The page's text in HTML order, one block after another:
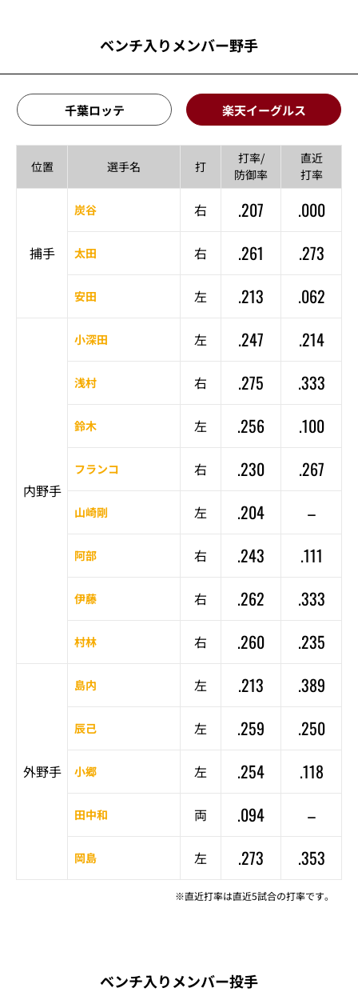
ベンチ入りメンバー野手
千葉ロッテ 楽天イーグルス
位置 選手名 打
打率/
防御率
直近
打率
捕手
炭谷 右 .207 .000
太田 右 .261 .273
安田 左 .213 .062
内野手
小深田 左 .247 .214
浅村 右 .275 .333
鈴木 左 .256 .100
フランコ 右 .230 .267
山崎剛 左 .204 –
阿部 右 .243 .111
伊藤 右 .262 .333
村林 右 .260 .235
外野手
島内 左 .213 .389
辰己 左 .259 .250
小郷 左 .254 .118
田中和 両 .094 –
岡島 左 .273 .353
※直近打率は直近5試合の打率です。
ベンチ入りメンバー投手